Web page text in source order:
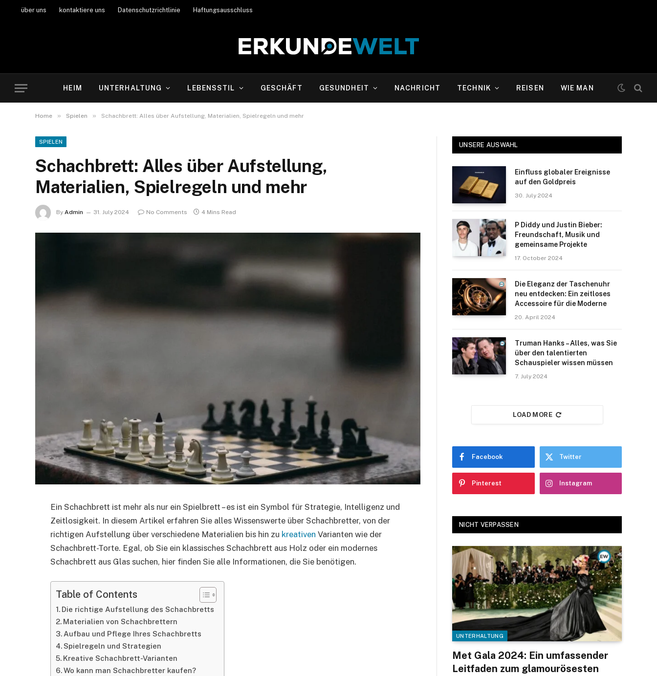
über uns kontaktiere uns Datenschutzrichtlinie Haftungsausschluss
HEIM UNTERHALTUNG LEBENSSTIL GESCHÄFT GESUNDHEIT NACHRICHT TECHNIK REISEN WIE MAN
Home » Spielen » Schachbrett: Alles über Aufstellung, Materialien, Spielregeln und mehr
SPIELEN
Schachbrett: Alles über Aufstellung,
Materialien, Spielregeln und mehr
By Admin 31. July 2024 No Comments 4 Mins Read
Ein Schachbrett ist mehr als nur ein Spielbrett – es ist ein Symbol für Strategie, Intelligenz und
Zeitlosigkeit. In diesem Artikel erfahren Sie alles Wissenswerte über Schachbretter, von der
richtigen Aufstellung über verschiedene Materialien bis hin zu kreativen Varianten wie der
Schachbrett-Torte. Egal, ob Sie ein klassisches Schachbrett aus Holz oder ein modernes
Schachbrett aus Glas suchen, hier finden Sie alle Informationen, die Sie benötigen.
Table of Contents
Die richtige Aufstellung des Schachbretts
Materialien von Schachbrettern
Aufbau und Pflege Ihres Schachbretts
Spielregeln und Strategien
Kreative Schachbrett-Varianten
Wo kann man Schachbretter kaufen?
UNSERE AUSWAHL
Einfluss globaler Ereignisse
auf den Goldpreis
30. July 2024
P Diddy und Justin Bieber:
Freundschaft, Musik und
gemeinsame Projekte
17. October 2024
Die Eleganz der Taschenuhr
neu entdecken: Ein zeitloses
Accessoire für die Moderne
20. April 2024
Truman Hanks – Alles, was Sie
über den talentierten
Schauspieler wissen müssen
7. July 2024
LOAD MORE
Facebook Twitter
Pinterest Instagram
NICHT VERPASSEN
UNTERHALTUNG
Met Gala 2024: Ein umfassender
Leitfaden zum glamourösesten